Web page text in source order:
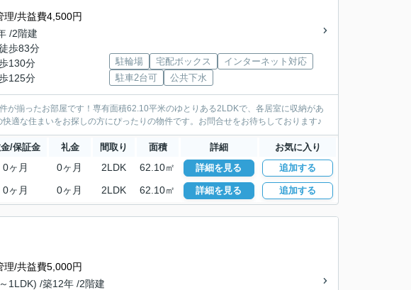
理/共益費4,500円
/2階建
歩83分
130分
125分
駐輪場 宅配ボックス
インターネット対応
駐車2台可
公共下水
が揃ったお部屋です！専有面積62.10平米のゆとりある2LDKで、各居室に収納があ
適な住まいをお探しの方にぴったりの物件です。お問合せをお待ちしております♪
/保証金 礼金 間取り 面積 詳細 お気に入り
0ヶ月 0ヶ月 2LDK 62.10㎡ 詳細を見る 追加する
0ヶ月 0ヶ月 2LDK 62.10㎡ 詳細を見る 追加する
理/共益費5,000円
1LDK) /築12年 /2階建